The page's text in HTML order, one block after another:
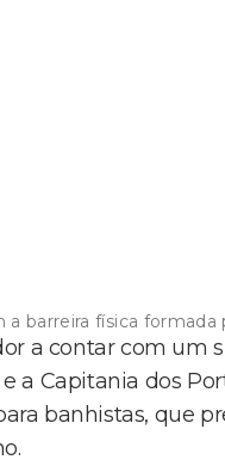
barreira física formada
a contar com
a Capitania dos
banhistas, que